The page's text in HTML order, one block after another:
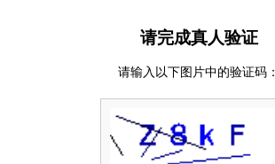
请完成真人验证
请输入以下图片中的验证码：